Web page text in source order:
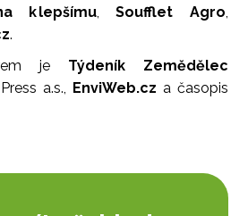
k lepšímu,Soufflet Agro,
.
je Týdeník Zemědělec
a.s., EnviWeb.cz a časopis